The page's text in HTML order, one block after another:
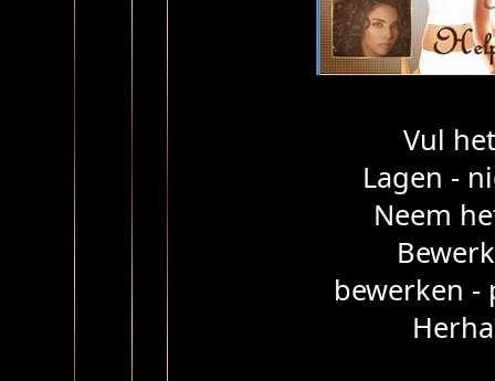
Vul
Lagen -
Neem
bewerken -